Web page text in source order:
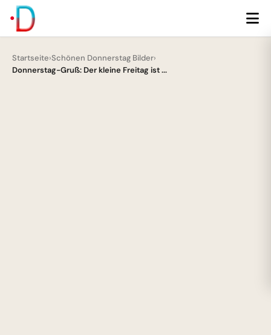
Startseite›Schönen Donnerstag Bilder›
Donnerstag-Gruß: Der kleine Freitag ist ...